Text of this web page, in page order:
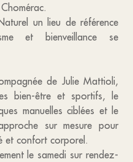
un lieu de référence
et bienveillance se
de Julie Mattioli,
bien-être et sportifs, le
manuelles ciblées et le
sur mesure pour
et confort corporel.
le samedi sur rendez-